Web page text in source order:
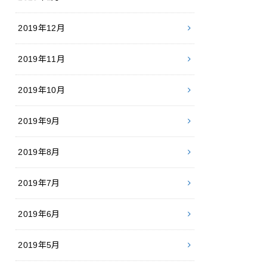
2019年12月
2019年11月
2019年10月
2019年9月
2019年8月
2019年7月
2019年6月
2019年5月